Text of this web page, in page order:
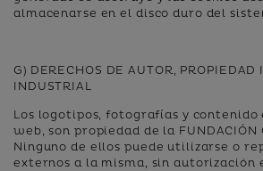
almacenarse en el disco duro del
G) DERECHOS DE AUTOR, PROPIEDAD
INDUSTRIAL
Los logotipos, fotografías y contenido
web, son propiedad de la FUNDACIÓN
Ninguno de ellos puede utilizarse o
externos a la misma, sin autorización